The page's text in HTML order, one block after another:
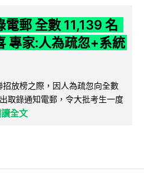
郵 全數 11,139 名
專家:人為疏忽+系統
放榜之際，因人為疏忽向全數
取錄通知電郵，令大批考生一度
讀全文